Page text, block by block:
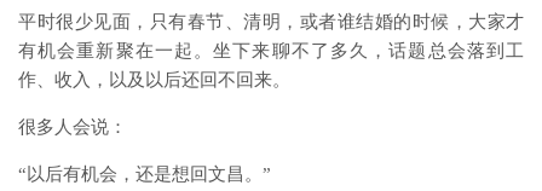
平时很少见面，只有春节、清明，或者谁结婚的时候，大家才
有机会重新聚在一起。坐下来聊不了多久，话题总会落到工
作、收入，以及以后还回不回来。
很多人会说：
“以后有机会，还是想回文昌。”